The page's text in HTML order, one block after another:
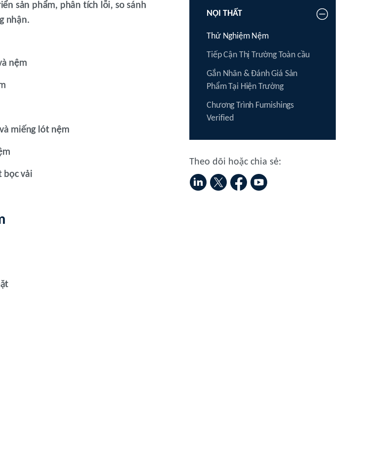
sản phẩm, phân tích lỗi, so sánh
nhận.
nệm
miếng lót nệm
bọc vải
NỘI THẤT
Thử Nghiệm Nệm
Tiếp Cận Thị Trường Toàn cầu
Gắn Nhãn & Đánh Giá Sản
Phẩm Tại Hiện Trường
Chương Trình Furnishings
Verified
Theo dõi hoặc chia sẻ: